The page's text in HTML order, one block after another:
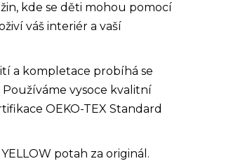
kde se děti mohou pomocí
váš interiér a vaší
a kompletace probíhá se
vysoce kvalitní
OEKO-TEX Standard
potah za originál.